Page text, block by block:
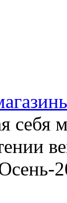
себя